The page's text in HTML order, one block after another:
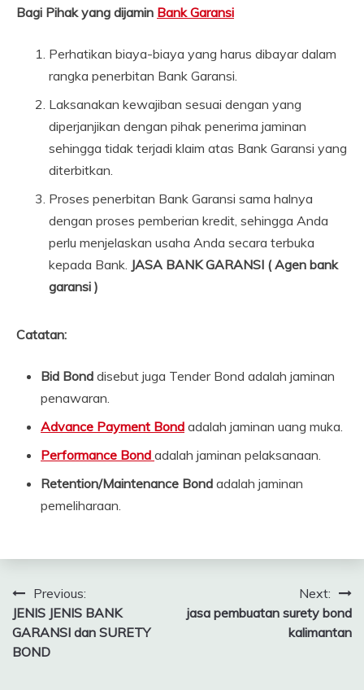
Bagi Pihak yang dijamin Bank Garansi
Perhatikan biaya-biaya yang harus dibayar dalam
rangka penerbitan Bank Garansi.
Laksanakan kewajiban sesuai dengan yang
diperjanjikan dengan pihak penerima jaminan
sehingga tidak terjadi klaim atas Bank Garansi yang
diterbitkan.
Proses penerbitan Bank Garansi sama halnya
dengan proses pemberian kredit, sehingga Anda
perlu menjelaskan usaha Anda secara terbuka
kepada Bank. JASA BANK GARANSI ( Agen bank
garansi )
Catatan:
Bid Bond disebut juga Tender Bond adalah jaminan
penawaran.
Advance Payment Bond adalah jaminan uang muka.
Performance Bond adalah jaminan pelaksanaan.
Retention/Maintenance Bond adalah jaminan
pemeliharaan.
Navigasi
pos
Previous:
JENIS JENIS BANK
GARANSI dan SURETY
BOND
Next:
jasa pembuatan surety bond
kalimantan